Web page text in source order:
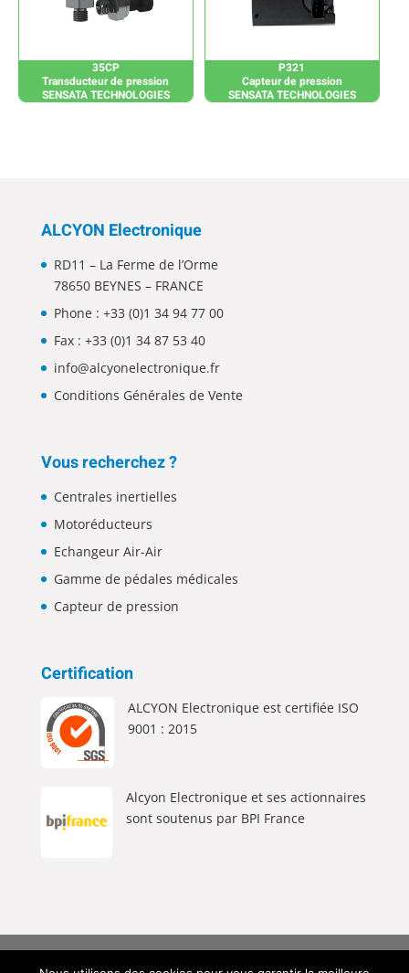
35CP
Transducteur de pression
SENSATA TECHNOLOGIES
P321
Capteur de pression
SENSATA TECHNOLOGIES
ALCYON Electronique
RD11 – La Ferme de l’Orme
78650 BEYNES – FRANCE
Phone : +33 (0)1 34 94 77 00
Fax : +33 (0)1 34 87 53 40
info@alcyonelectronique.fr
Conditions Générales de Vente
Vous recherchez ?
Centrales inertielles
Motoréducteurs
Echangeur Air-Air
Gamme de pédales médicales
Capteur de pression
Certification
ALCYON Electronique est certifiée ISO
9001 : 2015
Alcyon Electronique et ses actionnaires
sont soutenus par BPI France
Alcyon Electronique © 2026 Tous Droits Réservés |